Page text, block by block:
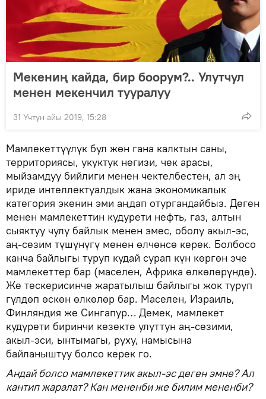
Мекениң кайда, бир боорум?.. Улутчул
менен мекенчил тууралуу
31 Үчтүн айы 2019, 15:28
Мамлекеттүүлүк бул жөн гана калктын саны,
территориясы, укуктук негизи, чек арасы,
мыйзамдуу бийлиги менен чектелбестен, ал эң
ириде интеллектуалдык жана экономикалык
категория экенин эми аңдап отургандайбыз. Деген
менен мамлекеттин кудурети нефть, газ, алтын
сыяктуу чулу байлык менен эмес, оболу акыл-эс,
аң-сезим түшүнүгү менен өлчөнсө керек. Болбосо
канча байлыгы туруп кудай сурап күн көргөн эче
мамлекеттер бар (маселен, Африка өлкөлөрүндө).
Же тескерисинче жаратылыш байлыгы жок туруп
гүлдөп өскөн өлкөлөр бар. Маселен, Израиль,
Финляндия же Сингапур… Демек, мамлекет
кудурети биринчи кезекте улуттун аң-сезими,
акыл-эси, ынтымагы, руху, намысына
байланыштуу болсо керек го.
Андай болсо мамлекеттик акыл-эс деген эмне? Ал
кантип жаралат? Кан мененби же билим мененби?